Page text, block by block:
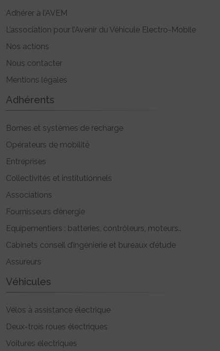
Adhérer à l’AVEM
L’association pour l’Avenir du Véhicule Electro-Mobile
Nos actions
Nous contacter
Mentions légales
Adhérents
Bornes et systèmes de recharge
Opérateurs de mobilité
Entreprises
Collectivités et institutionnels
Associations
Fournisseurs d’énergie
Equipementiers : batteries, contrôleurs, moteurs..
Cabinets conseil d’ingénierie et bureaux d’étude
Assureurs
Véhicules
Vélos à assistance électrique
Deux-trois roues électriques
Voitures électriques